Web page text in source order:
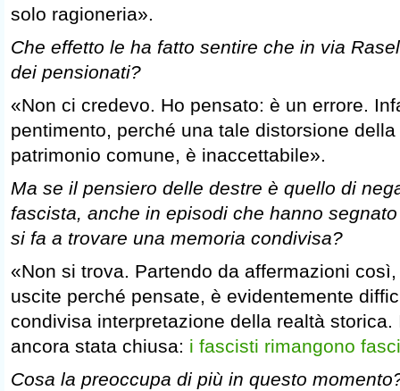
solo ragioneria».
Che effetto le ha fatto sentire che in via
dei pensionati?
«Non ci credevo. Ho pensato: è un errore.
pentimento, perché una tale distorsione
patrimonio comune, è inaccettabile».
Ma se il pensiero delle destre è quello di
fascista, anche in episodi che hanno
si fa a trovare una memoria condivisa?
«Non si trova. Partendo da affermazioni
uscite perché pensate, è evidentemente
condivisa interpretazione della realtà
ancora stata chiusa: i fascisti rimangono
Cosa la preoccupa di più in questo